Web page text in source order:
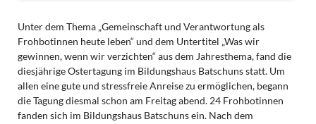
Unter dem Thema „Gemeinschaft und Verantwortung als
Frohbotinnen heute leben“ und dem Untertitel „Was wir
gewinnen, wenn wir verzichten“ aus dem Jahresthema, fand die
diesjährige Ostertagung im Bildungshaus Batschuns statt. Um
allen eine gute und stressfreie Anreise zu ermöglichen, begann
die Tagung diesmal schon am Freitag abend. 24 Frohbotinnen
fanden sich im Bildungshaus Batschuns ein. Nach dem